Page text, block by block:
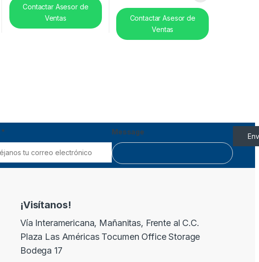
Contactar Asesor de
Ventas
Contactar Asesor de
Ventas
* Message
¡Visítanos!
Vía Interamericana, Mañanitas, Frente al C.C.
Plaza Las Américas Tocumen Office Storage
Bodega 17